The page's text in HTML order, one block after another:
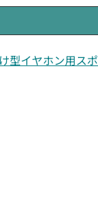
型イヤホン用ス